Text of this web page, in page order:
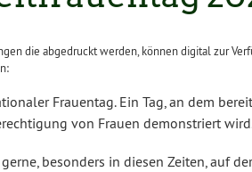
die abgedruckt werden, können digital zur
Frauentag. Ein Tag, an dem
von Frauen demonstriert
gerne, besonders in diesen Zeiten, auf